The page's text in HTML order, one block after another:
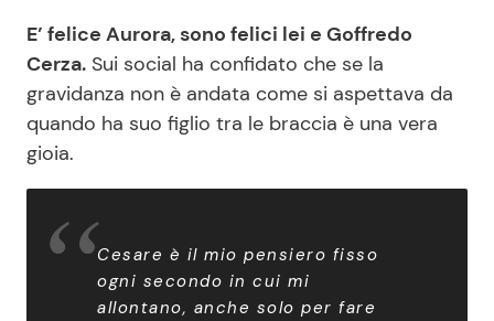
E’ felice Aurora, sono felici lei e Goffredo
Cerza. Sui social ha confidato che se la
gravidanza non è andata come si aspettava da
quando ha suo figlio tra le braccia è una vera
gioia.
Cesare è il mio pensiero fisso
ogni secondo in cui mi
allontano, anche solo per fare